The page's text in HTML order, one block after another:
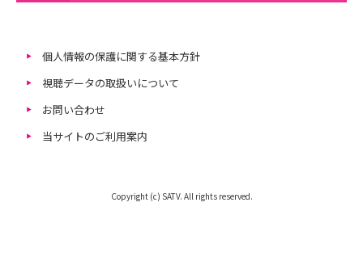
個人情報の保護に関する基本方針
視聴データの取扱いについて
お問い合わせ
当サイトのご利用案内
Copyright (c) SATV. All rights reserved.